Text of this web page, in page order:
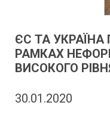
ЄС ТА
РАМКАХ
ВИСОКОГО
30.01.2020